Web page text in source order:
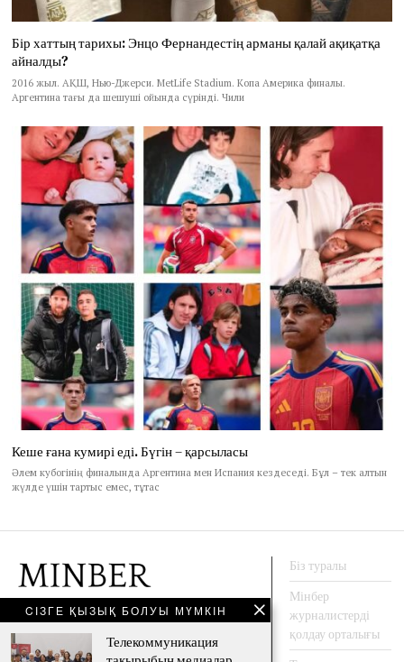
Бір хаттың тарихы: Энцо Фернандестің арманы қалай ақиқатқа
айналды?
2016 жыл. АҚШ, Нью-Джерси. MetLife Stadium. Копа Америка финалы.
Аргентина тағы да шешуші ойында сүрінді. Чили
Кеше ғана кумирі еді. Бүгін – қарсыласы
Әлем кубогінің финалында Аргентина мен Испания кездеседі. Бұл – тек алтын
жүлде үшін тартыс емес, тұтас
CІЗГЕ ҚЫЗЫҚ БОЛУЫ МҮМКІН
Телекоммуникация
АҚПАРАТ АГЕНТТЕГІ
Біз туралы
Мінбер
журналистерді
қолдау орталығы